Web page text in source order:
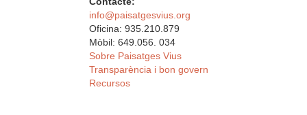
info@paisatgesvius.org
Oficina: 935.210.879
Mòbil: 649.056. 034
Sobre Paisatges Vius
Transparència i bon govern
Recursos